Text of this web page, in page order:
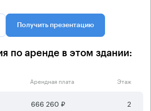
Получить презентацию
по аренде в этом здании:
Арендная плата Этаж
666 260 ₽ 2